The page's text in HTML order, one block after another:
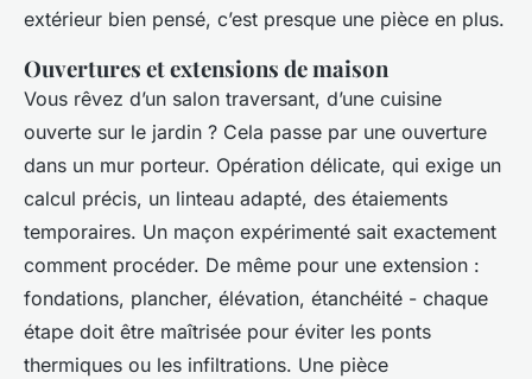
extérieur bien pensé, c’est presque une pièce en plus.
Ouvertures et extensions de maison
Vous rêvez d’un salon traversant, d’une cuisine
ouverte sur le jardin ? Cela passe par une ouverture
dans un mur porteur. Opération délicate, qui exige un
calcul précis, un linteau adapté, des étaiements
temporaires. Un maçon expérimenté sait exactement
comment procéder. De même pour une extension :
fondations, plancher, élévation, étanchéité - chaque
étape doit être maîtrisée pour éviter les ponts
thermiques ou les infiltrations. Une pièce